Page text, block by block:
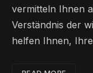
vermitteln Ihnen
Verständnis der
helfen Ihnen,